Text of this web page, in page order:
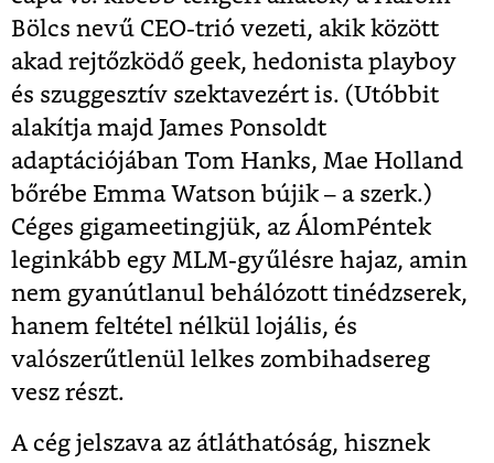
Bölcs nevű CEO-trió vezeti, akik között
akad rejtőzködő geek, hedonista playboy
és szuggesztív szektavezért is. (Utóbbit
alakítja majd James Ponsoldt
adaptációjában Tom Hanks, Mae Holland
bőrébe Emma Watson bújik – a szerk.)
Céges gigameetingjük, az ÁlomPéntek
leginkább egy MLM-gyűlésre hajaz, amin
nem gyanútlanul behálózott tinédzserek,
hanem feltétel nélkül lojális, és
valószerűtlenül lelkes zombihadsereg
vesz részt.
A cég jelszava az átláthatóság, hisznek